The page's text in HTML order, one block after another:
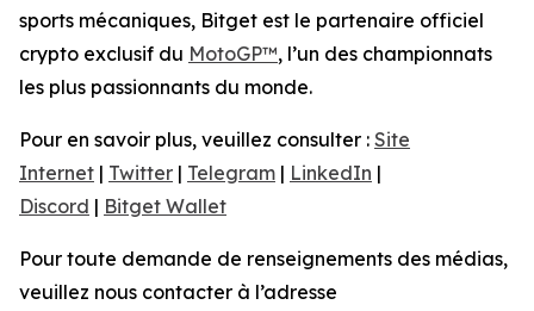
sports mécaniques, Bitget est le partenaire officiel
crypto exclusif du MotoGP™, l’un des championnats
les plus passionnants du monde.
Pour en savoir plus, veuillez consulter : Site
Internet | Twitter | Telegram | LinkedIn |
Discord | Bitget Wallet
Pour toute demande de renseignements des médias,
veuillez nous contacter à l’adresse